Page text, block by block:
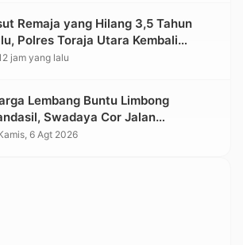
Remaja yang Hilang 3,5 Tahun
Polres Toraja Utara Kembali
TKP
jam yang lalu
Lembang Buntu Limbong
Swadaya Cor Jalan
500 Meter
6 Agt 2026